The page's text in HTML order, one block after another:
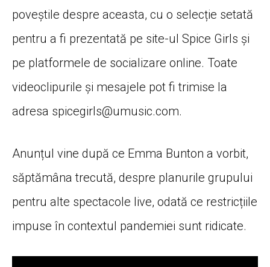
poveștile despre aceasta, cu o selecție setată
pentru a fi prezentată pe site-ul Spice Girls și
pe platformele de socializare online. Toate
videoclipurile și mesajele pot fi trimise la
adresa spicegirls@umusic.com.
Anunțul vine după ce Emma Bunton a vorbit,
săptămâna trecută, despre planurile grupului
pentru alte spectacole live, odată ce restricțiile
impuse în contextul pandemiei sunt ridicate.